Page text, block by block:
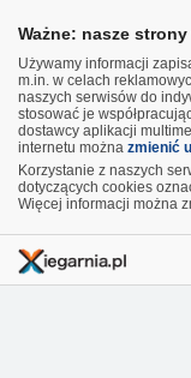
Ważne: nasze
Używamy informacji
m.in. w celach
naszych serwisów do
stosować je
dostawcy aplikacji
internetu można zmienić
Korzystanie z naszych
dotyczących cookies
Więcej informacji można